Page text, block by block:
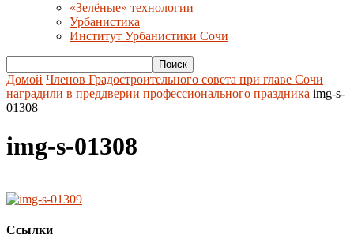
«Зелёные» технологии
Урбанистика
Институт Урбанистики Сочи
Домой Членов Градостроительного совета при главе Сочи
наградили в преддверии профессионального праздника img-s-
01308
img-s-01308
Ссылки